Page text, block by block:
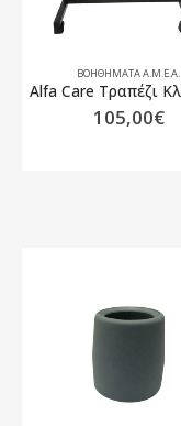
ΒΟΗΘΉΜΑΤΑ Α.Μ.Ε.Α.
105,00€